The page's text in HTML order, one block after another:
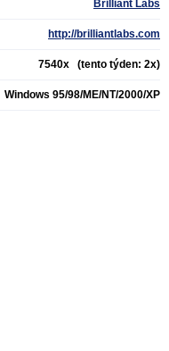
Brilliant Labs
http://brilliantlabs.com
7540x (tento týden: 2x)
Windows 95/98/ME/NT/2000/XP